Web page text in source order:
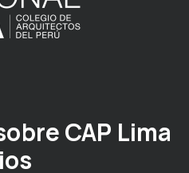
CAP Lima